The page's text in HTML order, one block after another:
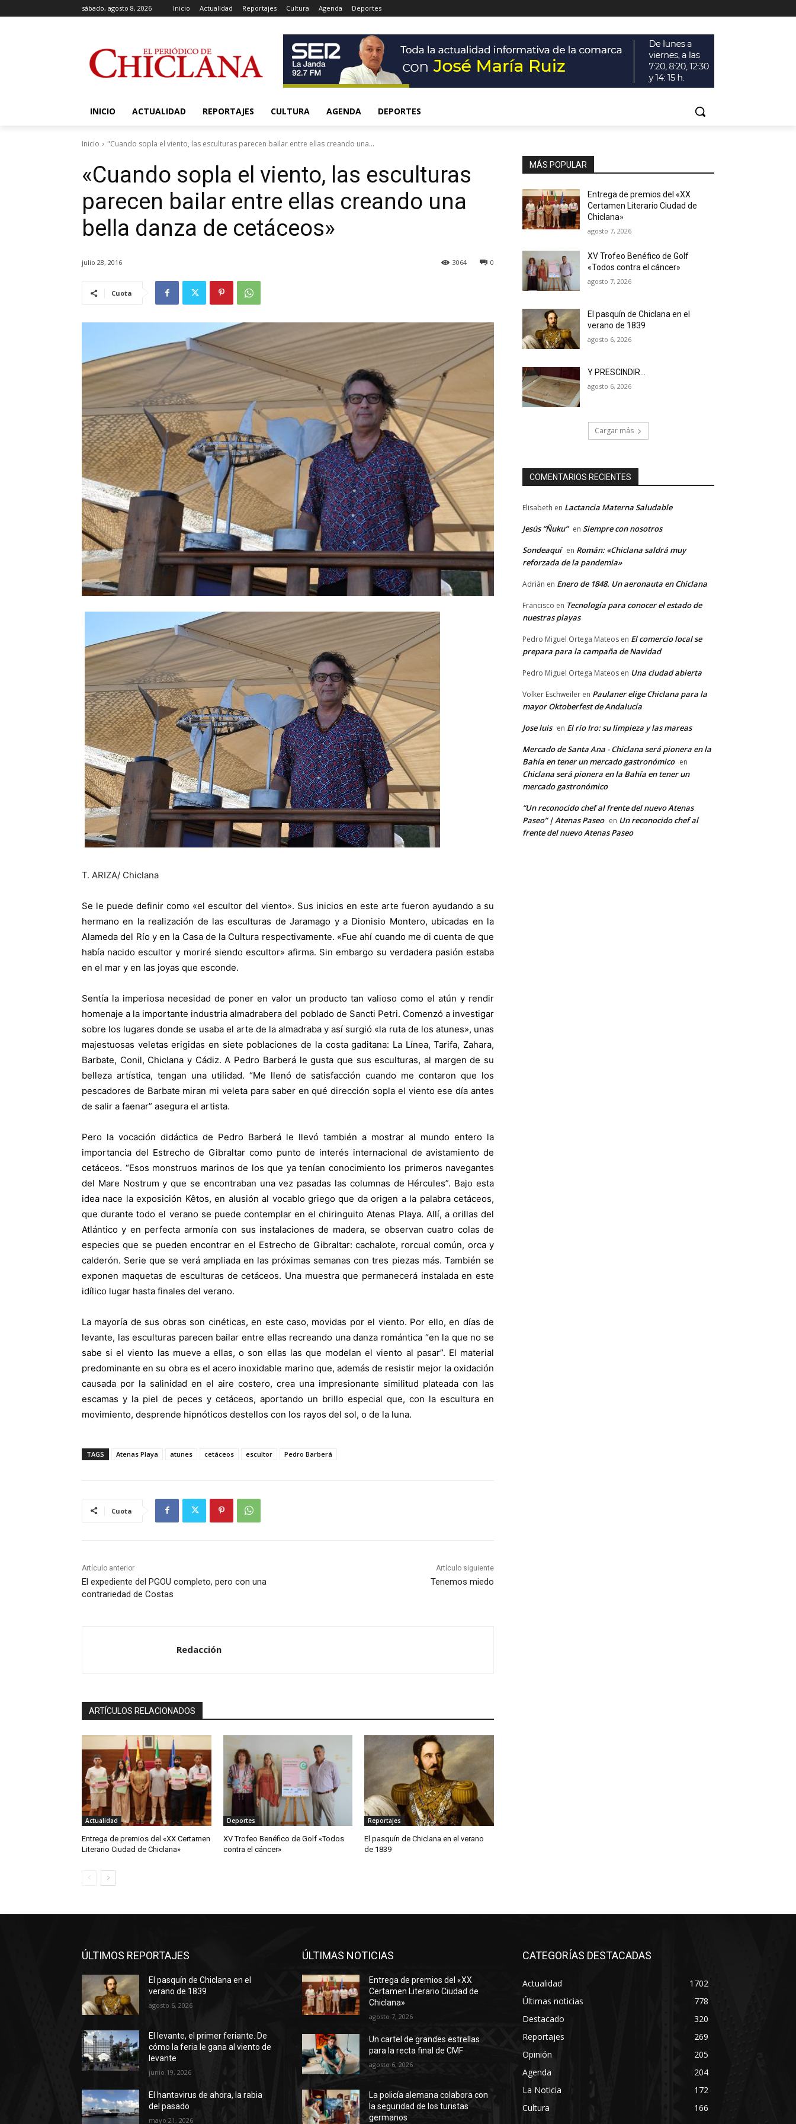
sábado, agosto 8, 2026 Inicio Actualidad Reportajes Cultura Agenda Deportes
INICIO ACTUALIDAD REPORTAJES CULTURA AGENDA DEPORTES
Inicio "Cuando sopla el viento, las esculturas parecen bailar entre ellas creando una...
«Cuando sopla el viento, las esculturas
parecen bailar entre ellas creando una
bella danza de cetáceos»
julio 28, 2016 0
3064
Cuota
T. ARIZA/ Chiclana
Se le puede definir como «el escultor del viento». Sus inicios en este arte fueron ayudando a su
hermano en la realización de las esculturas de Jaramago y a Dionisio Montero, ubicadas en la
Alameda del Río y en la Casa de la Cultura respectivamente. «Fue ahí cuando me di cuenta de que
había nacido escultor y moriré siendo escultor» afirma. Sin embargo su verdadera pasión estaba
en el mar y en las joyas que esconde.
Sentía la imperiosa necesidad de poner en valor un producto tan valioso como el atún y rendir
homenaje a la importante industria almadrabera del poblado de Sancti Petri. Comenzó a investigar
sobre los lugares donde se usaba el arte de la almadraba y así surgió «la ruta de los atunes», unas
majestuosas veletas erigidas en siete poblaciones de la costa gaditana: La Línea, Tarifa, Zahara,
Barbate, Conil, Chiclana y Cádiz. A Pedro Barberá le gusta que sus esculturas, al margen de su
belleza artística, tengan una utilidad. “Me llenó de satisfacción cuando me contaron que los
pescadores de Barbate miran mi veleta para saber en qué dirección sopla el viento ese día antes
de salir a faenar” asegura el artista.
Pero la vocación didáctica de Pedro Barberá le llevó también a mostrar al mundo entero la
importancia del Estrecho de Gibraltar como punto de interés internacional de avistamiento de
cetáceos. “Esos monstruos marinos de los que ya tenían conocimiento los primeros navegantes
del Mare Nostrum y que se encontraban una vez pasadas las columnas de Hércules”. Bajo esta
idea nace la exposición Kêtos, en alusión al vocablo griego que da origen a la palabra cetáceos,
que durante todo el verano se puede contemplar en el chiringuito Atenas Playa. Allí, a orillas del
Atlántico y en perfecta armonía con sus instalaciones de madera, se observan cuatro colas de
especies que se pueden encontrar en el Estrecho de Gibraltar: cachalote, rorcual común, orca y
calderón. Serie que se verá ampliada en las próximas semanas con tres piezas más. También se
exponen maquetas de esculturas de cetáceos. Una muestra que permanecerá instalada en este
idílico lugar hasta finales del verano.
La mayoría de sus obras son cinéticas, en este caso, movidas por el viento. Por ello, en días de
levante, las esculturas parecen bailar entre ellas recreando una danza romántica “en la que no se
sabe si el viento las mueve a ellas, o son ellas las que modelan el viento al pasar”. El material
predominante en su obra es el acero inoxidable marino que, además de resistir mejor la oxidación
causada por la salinidad en el aire costero, crea una impresionante similitud plateada con las
escamas y la piel de peces y cetáceos, aportando un brillo especial que, con la escultura en
movimiento, desprende hipnóticos destellos con los rayos del sol, o de la luna.
TAGS Atenas Playa atunes cetáceos escultor Pedro Barberá
Cuota
Artículo anterior
El expediente del PGOU completo, pero con una
contrariedad de Costas
Artículo siguiente
Tenemos miedo
Redacción
ARTÍCULOS RELACIONADOS
Actualidad
Entrega de premios del «XX Certamen
Literario Ciudad de Chiclana»
Deportes
XV Trofeo Benéfico de Golf «Todos
contra el cáncer»
Reportajes
El pasquín de Chiclana en el verano
de 1839
MÁS POPULAR
Entrega de premios del «XX
Certamen Literario Ciudad de
Chiclana»
agosto 7, 2026
XV Trofeo Benéfico de Golf
«Todos contra el cáncer»
agosto 7, 2026
El pasquín de Chiclana en el
verano de 1839
agosto 6, 2026
Y PRESCINDIR…
agosto 6, 2026
Cargar más
COMENTARIOS RECIENTES
Elisabeth en Lactancia Materna Saludable
Jesús “Ñuku” en Siempre con nosotros
Sondeaquí en Román: «Chiclana saldrá muy
reforzada de la pandemia»
Adrián en Enero de 1848. Un aeronauta en Chiclana
Francisco en Tecnología para conocer el estado de
nuestras playas
Pedro Miguel Ortega Mateos en El comercio local se
prepara para la campaña de Navidad
Pedro Miguel Ortega Mateos en Una ciudad abierta
Volker Eschweiler en Paulaner elige Chiclana para la
mayor Oktoberfest de Andalucía
Jose luis en El río Iro: su limpieza y las mareas
Mercado de Santa Ana - Chiclana será pionera en la
Bahía en tener un mercado gastronómico en
Chiclana será pionera en la Bahía en tener un
mercado gastronómico
“Un reconocido chef al frente del nuevo Atenas
Paseo” | Atenas Paseo en Un reconocido chef al
frente del nuevo Atenas Paseo
ÚLTIMOS REPORTAJES
El pasquín de Chiclana en el
verano de 1839
agosto 6, 2026
El levante, el primer feriante. De
cómo la feria le gana al viento de
levante
junio 19, 2026
El hantavirus de ahora, la rabia
del pasado
mayo 21, 2026
ÚLTIMAS NOTICIAS
Entrega de premios del «XX
Certamen Literario Ciudad de
Chiclana»
agosto 7, 2026
Un cartel de grandes estrellas
para la recta final de CMF
agosto 6, 2026
La policía alemana colabora con
la seguridad de los turistas
germanos
CATEGORÍAS DESTACADAS
Actualidad
1702
Últimas noticias
778
Destacado
320
Reportajes
269
Opinión
205
Agenda
204
La Noticia
172
Cultura
166